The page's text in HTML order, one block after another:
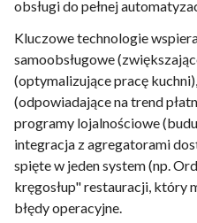
obsługi do pełnej
Kluczowe technologie
samoobsługowe
(optymalizujące pracę
(odpowiadające na trend
programy lojalnościowe
integracja z agregatorami
spięte w jeden system (np.
kręgosłup" restauracji, który
błędy operacyjne.